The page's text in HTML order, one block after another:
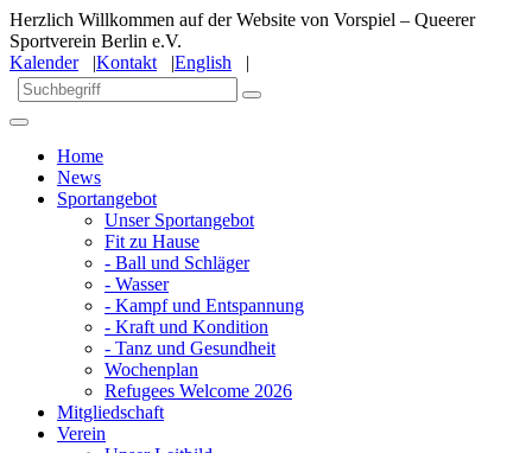
Herzlich Willkommen auf der Website von Vorspiel – Queerer
Sportverein Berlin e.V.
Kalender|Kontakt |English |
Home
News
Sportangebot
Unser Sportangebot
Fit zu Hause
- Ball und Schläger
- Wasser
- Kampf und Entspannung
- Kraft und Kondition
- Tanz und Gesundheit
Wochenplan
Refugees Welcome 2026
Mitgliedschaft
Verein